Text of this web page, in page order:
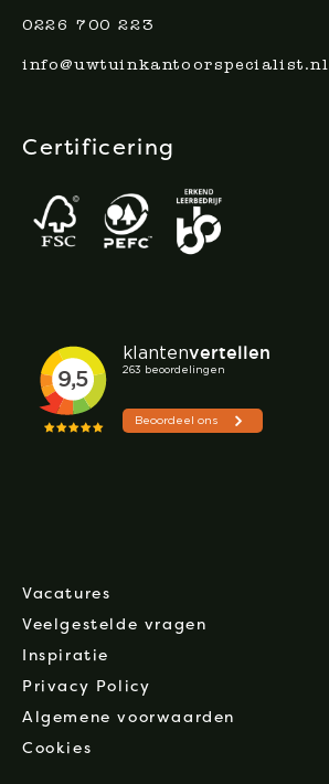
0226 700 223
info@uwtuinkantoorspecialist.nl
Certificering
Vacatures
Veelgestelde vragen
Inspiratie
Privacy Policy
Algemene voorwaarden
Cookies